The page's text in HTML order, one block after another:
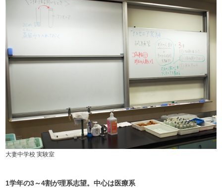
大妻中学校 実験室
1学年の3～4割が理系志望。中心は医療系